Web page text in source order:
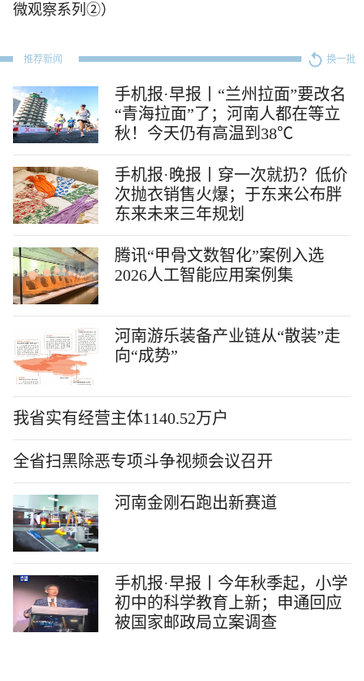
微观察系列②）
推荐新闻 换一批
手机报·早报丨“兰州拉面”要改名
“青海拉面”了；河南人都在等立
秋！今天仍有高温到38℃
手机报·晚报丨穿一次就扔？低价
次抛衣销售火爆；于东来公布胖
东来未来三年规划
腾讯“甲骨文数智化”案例入选
2026人工智能应用案例集
河南游乐装备产业链从“散装”走
向“成势”
我省实有经营主体1140.52万户
全省扫黑除恶专项斗争视频会议召开
河南金刚石跑出新赛道
手机报·早报丨今年秋季起，小学
初中的科学教育上新；申通回应
被国家邮政局立案调查